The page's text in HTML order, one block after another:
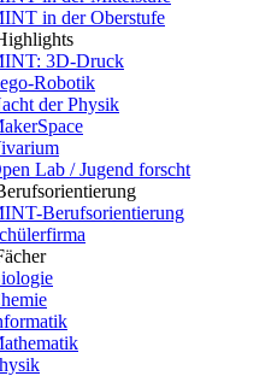
in der Oberstufe
3D-Druck
Robotik
der Physik
Lab / Jugend forscht
Berufsorientierung